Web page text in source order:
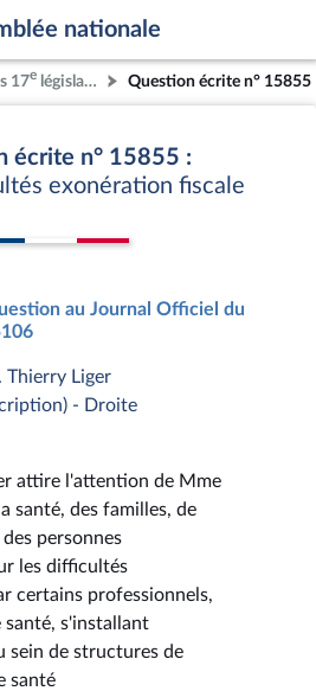
nationale
17e législature Question écrite n° 15855
écrite n° 15855 :
exonération fiscale
au Journal Officiel du
Thierry Liger
- Droite
attire l'attention de Mme
santé, des familles, de
personnes
les difficultés
certains professionnels,
santé, s'installant
sein de structures de
santé